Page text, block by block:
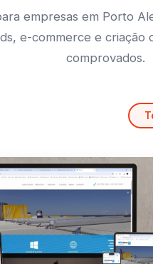
empresas em Porto
e-commerce e criação
comprovados.